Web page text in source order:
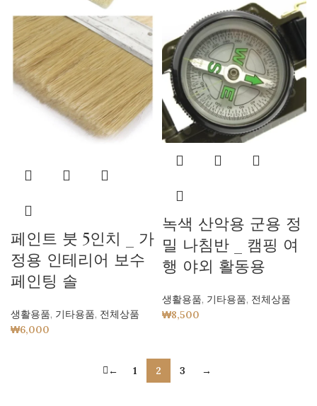
페인트 붓 5인치 _ 가
정용 인테리어 보수
페인팅 솔
생활용품, 기타용품, 전체상품
₩6,000
녹색 산악용 군용 정
밀 나침반 _ 캠핑 여
행 야외 활동용
생활용품, 기타용품, 전체상품
₩8,500
← 1 2 3 →